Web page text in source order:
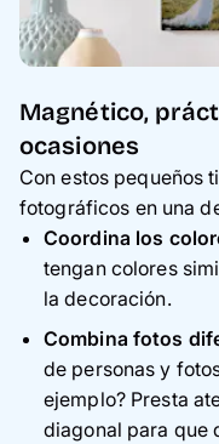
Magnético,
ocasiones
Con estos pequeños
fotográficos en una
Coordina los
tengan colores
la decoración.
Combina fotos
de personas y
ejemplo? Presta
diagonal para que